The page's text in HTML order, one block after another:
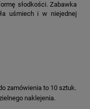
słodkości. Zabawka
uśmiech i w niejednej
zamówienia to 10 sztuk.
naklejenia.